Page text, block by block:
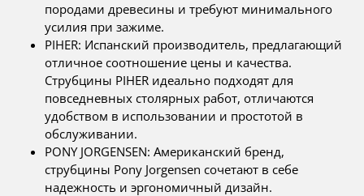
породами древесины и требуют минимального
усилия при зажиме.
PIHER: Испанский производитель, предлагающий
отличное соотношение цены и качества.
Струбцины PIHER идеально подходят для
повседневных столярных работ, отличаются
удобством в использовании и простотой в
обслуживании.
PONY JORGENSEN: Американский бренд,
струбцины Pony Jorgensen сочетают в себе
надежность и эргономичный дизайн.